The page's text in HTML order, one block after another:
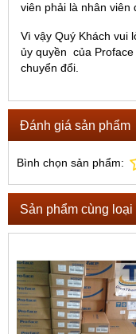
viên phải là nhân viên
Vì vậy Quý Khách vui
ủy quyền của
chuyển đổi.
Đánh giá sản phẩm
Bình chọn sản phẩm:
Sản phẩm cùng loại